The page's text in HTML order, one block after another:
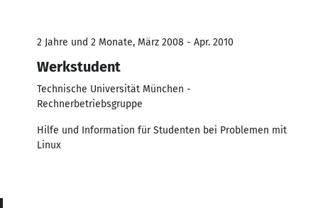
2 Jahre und 2 Monate, März 2008 - Apr. 2010
Werkstudent
Technische Universität München -
Rechnerbetriebsgruppe
Hilfe und Information für Studenten bei Problemen mit
Linux